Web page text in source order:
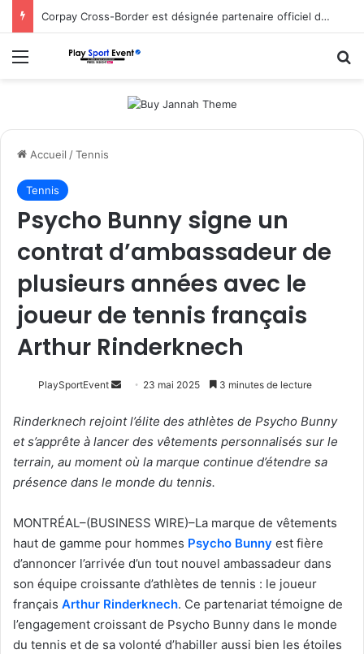
Corpay Cross-Border est désignée partenaire officiel de change d’Ultimate Sevens
Menu
Accueil /Tennis
Tennis
Psycho Bunny signe un
contrat d’ambassadeur de
plusieurs années avec le
joueur de tennis français
Arthur Rinderknech
PlaySportEvent
Envoyer
courriel
23 mai 2025 3 minutes de lecture
Rinderknech rejoint l’élite des athlètes de Psycho Bunny
et s’apprête à lancer des vêtements personnalisés sur le
terrain, au moment où la marque continue d’étendre sa
présence dans le monde du tennis.
MONTRÉAL–(BUSINESS WIRE)–La marque de vêtements
haut de gamme pour hommes Psycho Bunny est fière
d’annoncer l’arrivée d’un tout nouvel ambassadeur dans
son équipe croissante d’athlètes de tennis : le joueur
français Arthur Rinderknech. Ce partenariat témoigne de
l’engagement croissant de Psycho Bunny dans le monde
du tennis et de sa volonté d’habiller aussi bien les étoiles